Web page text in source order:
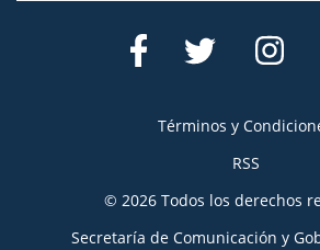
Términos y
RSS
© 2026 Todos los derechos
Secretaría de Comunicación y